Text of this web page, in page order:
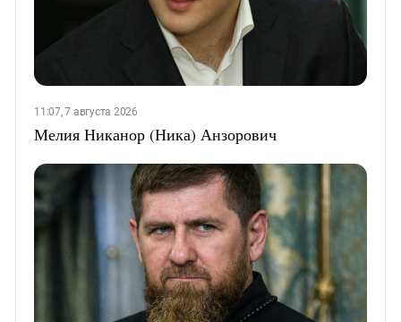
11:07, 7 августа 2026
Мелия Никанор (Ника) Анзорович